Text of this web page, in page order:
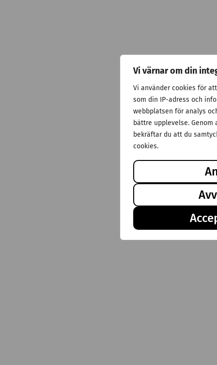
Vi värnar om din
Vi använder cookies för
som din IP-adress och
webbplatsen för analys
bättre upplevelse.
bekräftar du att du
cookies.